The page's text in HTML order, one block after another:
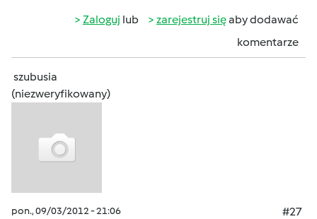
Zaloguj lub zarejestruj sięaby dodawać
komentarze
szubusia
(niezweryfikowany)
pon., 09/03/2012 - 21:06
#27